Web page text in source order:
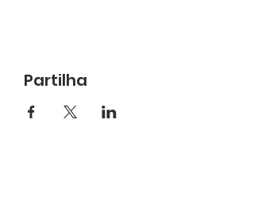
Partilha